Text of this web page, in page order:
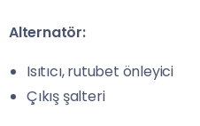
Alternatör:
Isıtıcı, rutubet önleyici
Çıkış şalteri